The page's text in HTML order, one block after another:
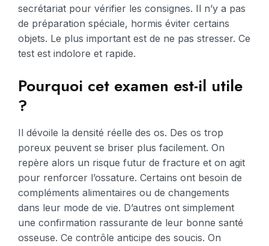
secrétariat pour vérifier les consignes. Il n’y a pas
de préparation spéciale, hormis éviter certains
objets. Le plus important est de ne pas stresser. Ce
test est indolore et rapide.
Pourquoi cet examen est-il utile
?
Il dévoile la densité réelle des os. Des os trop
poreux peuvent se briser plus facilement. On
repère alors un risque futur de fracture et on agit
pour renforcer l’ossature. Certains ont besoin de
compléments alimentaires ou de changements
dans leur mode de vie. D’autres ont simplement
une confirmation rassurante de leur bonne santé
osseuse. Ce contrôle anticipe des soucis. On